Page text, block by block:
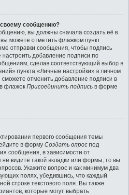
своему сообщению?
вы должны сначала создать её в
можете отметить флажком пункт
отправки сообщения, чтобы подпись
добавление подписи по
сделав соответствующий выбор в
пункта «Личные настройки» в личном
отменить добавление подписи в
флажок Присоединить подпись в форме
первого сообщения темы
в форму Создать опрос под
сообщения, в зависимости от
не видите такой вкладки или формы, то вы
Укажите вопрос и как минимум два
полях, убедившись, что каждый
строке текстового поля. Вы также
которые могут выбрать